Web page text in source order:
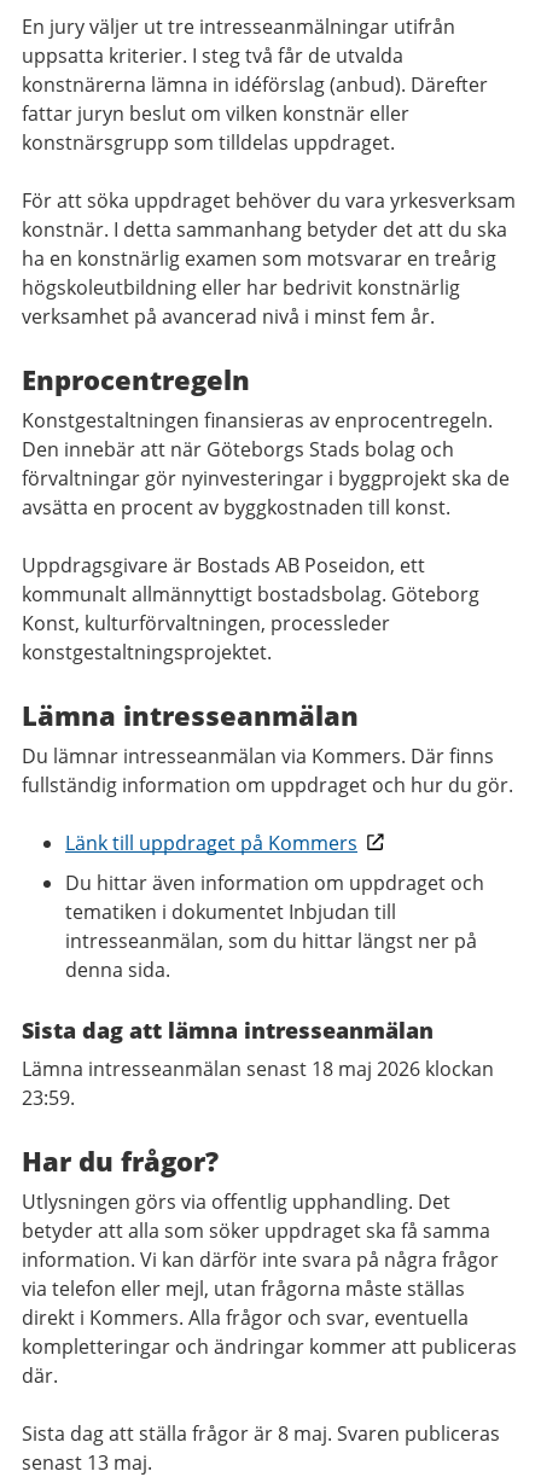
En jury väljer ut tre intresseanmälningar utifrån
uppsatta kriterier. I steg två får de utvalda
konstnärerna lämna in idéförslag (anbud). Därefter
fattar juryn beslut om vilken konstnär eller
konstnärsgrupp som tilldelas uppdraget.
För att söka uppdraget behöver du vara yrkesverksam
konstnär. I detta sammanhang betyder det att du ska
ha en konstnärlig examen som motsvarar en treårig
högskoleutbildning eller har bedrivit konstnärlig
verksamhet på avancerad nivå i minst fem år.
Enprocentregeln
Konstgestaltningen finansieras av enprocentregeln.
Den innebär att när Göteborgs Stads bolag och
förvaltningar gör nyinvesteringar i byggprojekt ska de
avsätta en procent av byggkostnaden till konst.
Uppdragsgivare är Bostads AB Poseidon, ett
kommunalt allmännyttigt bostadsbolag. Göteborg
Konst, kulturförvaltningen, processleder
konstgestaltningsprojektet.
Lämna intresseanmälan
Du lämnar intresseanmälan via Kommers. Där finns
fullständig information om uppdraget och hur du gör.
Länk till uppdraget på Kommers
Du hittar även information om uppdraget och
tematiken i dokumentet Inbjudan till
intresseanmälan, som du hittar längst ner på
denna sida.
Sista dag att lämna intresseanmälan
Lämna intresseanmälan senast 18 maj 2026 klockan
23:59.
Har du frågor?
Utlysningen görs via offentlig upphandling. Det
betyder att alla som söker uppdraget ska få samma
information. Vi kan därför inte svara på några frågor
via telefon eller mejl, utan frågorna måste ställas
direkt i Kommers. Alla frågor och svar, eventuella
kompletteringar och ändringar kommer att publiceras
där.
Sista dag att ställa frågor är 8 maj. Svaren publiceras
senast 13 maj.